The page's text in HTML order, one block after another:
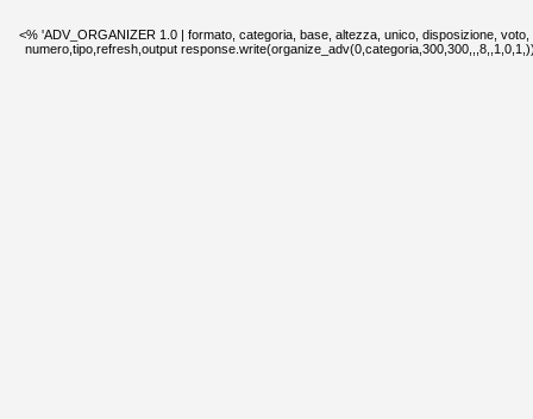
<% 'ADV_ORGANIZER 1.0 | formato, categoria, base, altezza, unico, disposizione, voto,
numero,tipo,refresh,output